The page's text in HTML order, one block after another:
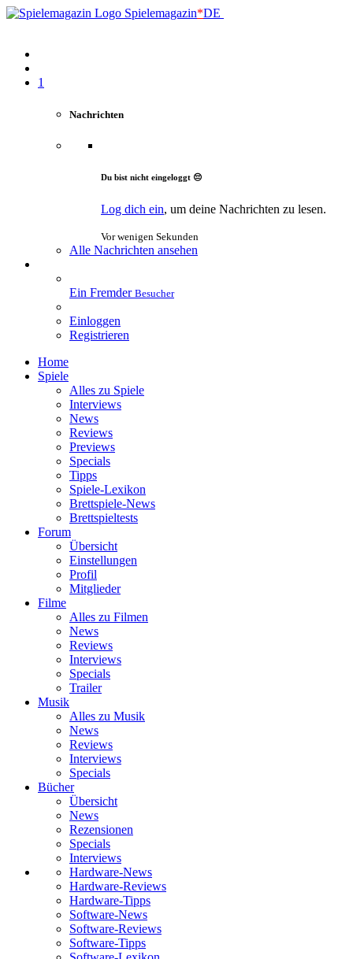
Spielemagazin*DE
1
Nachrichten
Du bist nicht eingeloggt 😔
Log dich ein, um deine Nachrichten zu lesen.
Vor wenigen Sekunden
Alle Nachrichten ansehen
Ein Fremder Besucher
Einloggen
Registrieren
Home
Spiele
Alles zu Spiele
Interviews
News
Reviews
Previews
Specials
Tipps
Spiele-Lexikon
Brettspiele-News
Brettspieltests
Forum
Übersicht
Einstellungen
Profil
Mitglieder
Filme
Alles zu Filmen
News
Reviews
Interviews
Specials
Trailer
Musik
Alles zu Musik
News
Reviews
Interviews
Specials
Bücher
Übersicht
News
Rezensionen
Specials
Interviews
Hardware-News
Hardware-Reviews
Hardware-Tipps
Software-News
Software-Reviews
Software-Tipps